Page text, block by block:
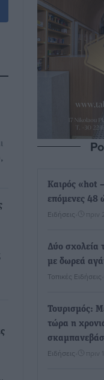
Καιρός «hot
επόμενες 48
Ειδήσεις πριν
Δύο σχολεία
με δωρεά
Τοπικές Ειδήσεις
Τουρισμός:
τώρα η
Ειδήσεις πριν